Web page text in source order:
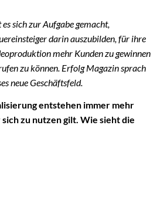
sich zur Aufgabe gemacht,
darin auszubilden, für ihre
mehr Kunden zu gewinnen
zu können. Erfolg Magazin sprach
neue Geschäftsfeld.
entstehen immer mehr
zu nutzen gilt. Wie sieht die